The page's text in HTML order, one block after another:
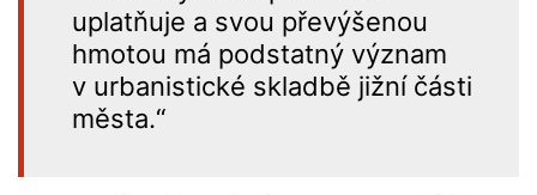
uplatňuje a svou převýšenou
hmotou má podstatný význam
v urbanistické skladbě jižní části
města.“